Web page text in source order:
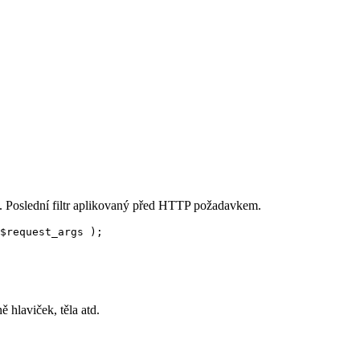
filtr aplikovaný před HTTP požadavkem.
$ request_args );
hlaviček, těla atd.